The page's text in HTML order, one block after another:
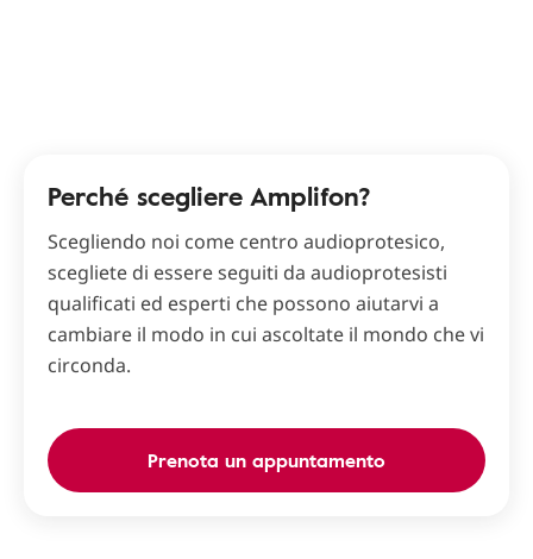
Perché scegliere Amplifon?
Scegliendo noi come centro audioprotesico,
scegliete di essere seguiti da audioprotesisti
qualificati ed esperti che possono aiutarvi a
cambiare il modo in cui ascoltate il mondo che vi
circonda.
Prenota un appuntamento